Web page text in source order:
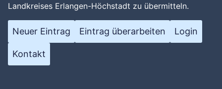
Landkreises Erlangen-Höchstadt zu übermitteln.
Neuer Eintrag Eintrag überarbeiten Login
Kontakt